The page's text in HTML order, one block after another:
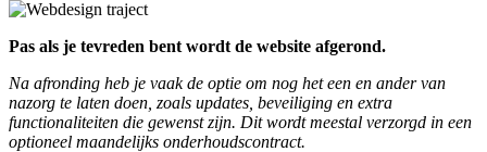
Pas als je tevreden bent wordt de website afgerond.
Na afronding heb je vaak de optie om nog het een en ander van
nazorg te laten doen, zoals updates, beveiliging en extra
functionaliteiten die gewenst zijn. Dit wordt meestal verzorgd in een
optioneel maandelijks onderhoudscontract.